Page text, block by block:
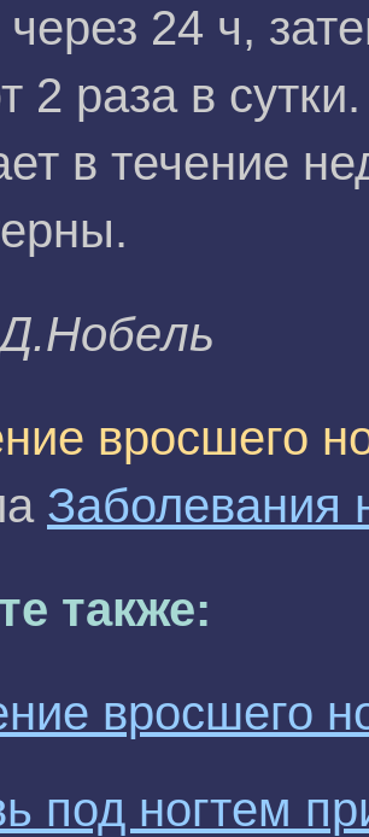
24 ч,
2 раза в
в течение
вросшего
Заболевания
также:
вросшего
под ногтем